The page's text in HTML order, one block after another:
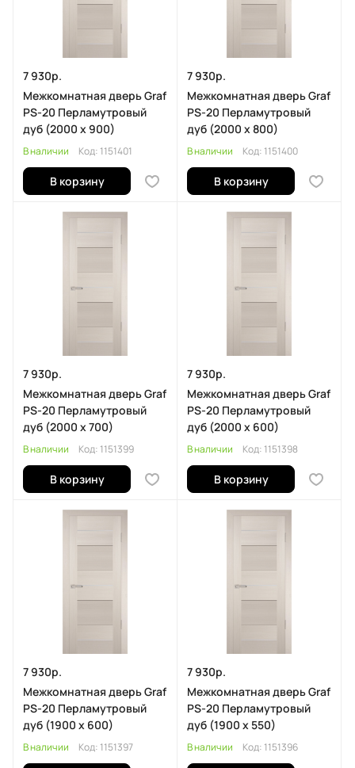
7 930р.
Межкомнатная дверь Graf
PS-20 Перламутровый
дуб (2000 х 900)
В наличии Код: 1151401
В корзину
7 930р.
Межкомнатная дверь Graf
PS-20 Перламутровый
дуб (2000 х 800)
В наличии Код: 1151400
В корзину
7 930р.
Межкомнатная дверь Graf
PS-20 Перламутровый
дуб (2000 х 700)
В наличии Код: 1151399
В корзину
7 930р.
Межкомнатная дверь Graf
PS-20 Перламутровый
дуб (2000 х 600)
В наличии Код: 1151398
В корзину
7 930р.
Межкомнатная дверь Graf
PS-20 Перламутровый
дуб (1900 х 600)
В наличии Код: 1151397
7 930р.
Межкомнатная дверь Graf
PS-20 Перламутровый
дуб (1900 х 550)
В наличии Код: 1151396